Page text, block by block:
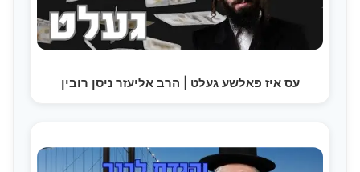
עס איז פאלשע געלט | הרב אליעזר ניסן רובין